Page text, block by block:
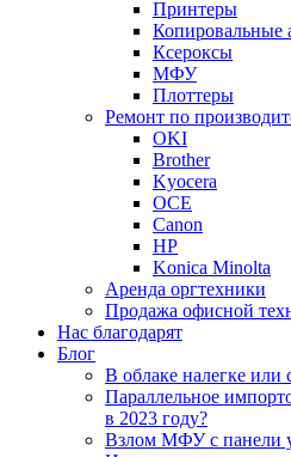
Принтеры
Копировальные
Ксероксы
МФУ
Плоттеры
Ремонт по
OKI
Brother
Kyocera
OCE
Canon
HP
Konica Minolta
Аренда оргтехники
Продажа офисной
Нас благодарят
Блог
В облаке налегке или
Параллельное
в 2023 году?
Взлом МФУ с панели